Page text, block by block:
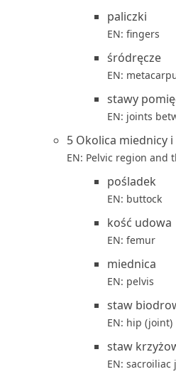
paliczki
EN: fingers
śródręcze
EN:
stawy
EN: joints
5 Okolica miednicy i
EN: Pelvic region and
pośladek
EN: buttock
kość udowa
EN: femur
miednica
EN: pelvis
staw
EN: hip (joint)
staw
EN: sacroiliac